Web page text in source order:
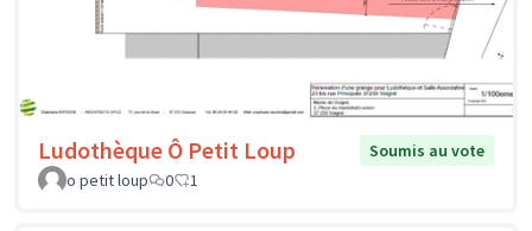
Ludothèque Ô Petit Loup
Soumis au vote
o petit loup
0 1